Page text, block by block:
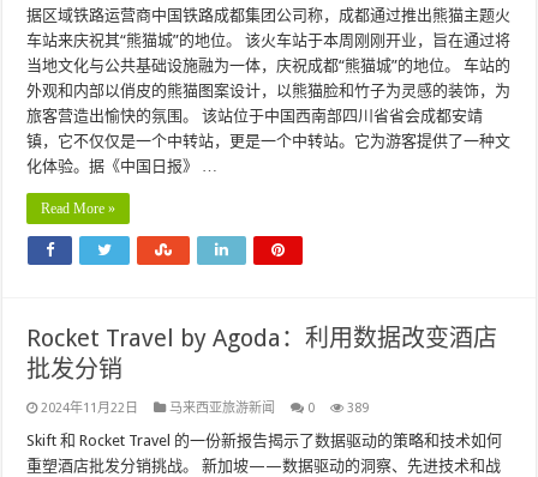
据区域铁路运营商中国铁路成都集团公司称，成都通过推出熊猫主题火
车站来庆祝其“熊猫城”的地位。 该火车站于本周刚刚开业，旨在通过将
当地文化与公共基础设施融为一体，庆祝成都“熊猫城”的地位。 车站的
外观和内部以俏皮的熊猫图案设计，以熊猫脸和竹子为灵感的装饰，为
旅客营造出愉快的氛围。 该站位于中国西南部四川省省会成都安靖
镇，它不仅仅是一个中转站，更是一个中转站。它为游客提供了一种文
化体验。据《中国日报》 …
Read More »
Rocket Travel by Agoda：利用数据改变酒店
批发分销
2024年11月22日 马来西亚旅游新闻 0 389
Skift 和 Rocket Travel 的一份新报告揭示了数据驱动的策略和技术如何
重塑酒店批发分销挑战。 新加坡——数据驱动的洞察、先进技术和战